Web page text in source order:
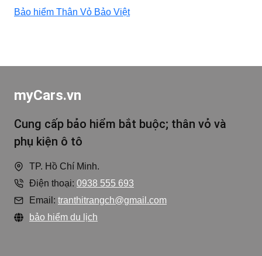
Bảo hiểm Thân Vỏ Bảo Việt
myCars.vn
Cung cấp bảo hiểm bắt buộc; thân vỏ và
phụ kiện ô tô
TP. Hồ Chí Minh.
Điện thoại: 0938 555 693
Email: tranthitrangch@gmail.com
bảo hiểm du lịch